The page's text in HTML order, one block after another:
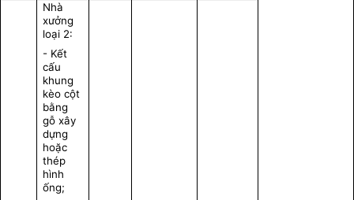
Nhà
xưởng
loại 2:
- Kết
cấu
khung
kèo cột
bằng
gỗ xây
dựng
hoặc
thép
hình
ống;